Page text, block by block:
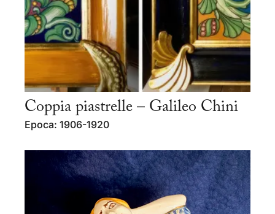
Coppia piastrelle – Galileo Chini
Epoca: 1906-1920